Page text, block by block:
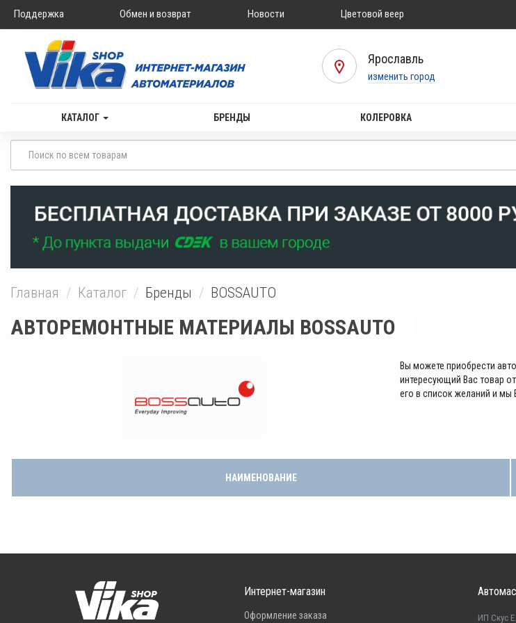
Поддержка Обмен и возврат Новости Цветовой веер
Ярославль
изменить город
КАТАЛОГ БРЕНДЫ КОЛЕРОВКА
Главная Каталог Бренды BOSSAUTO
АВТОРЕМОНТНЫЕ МАТЕРИАЛЫ BOSSAUTO
Вы можете приобрести
интересующий Вас товар
его в список желаний и
НАИМЕНОВАНИЕ
Интернет-магазин
Оформление заказа ИП Скус